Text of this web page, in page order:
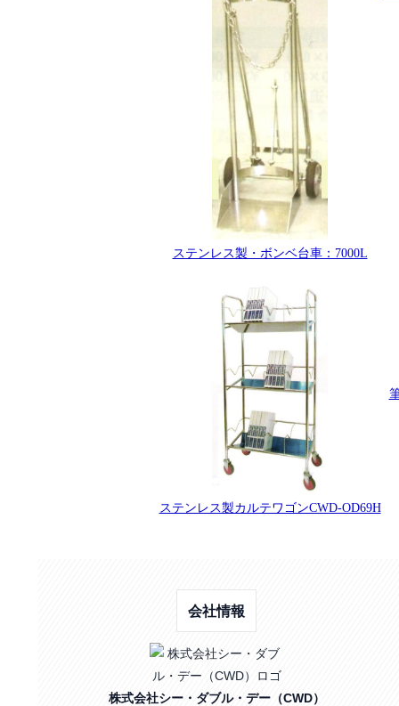
ステンレス製・ボンベ台車：7000L
ステンレス製カルテワゴンCWD-OD69H
会社情報
株式会社シー・ダブル・デー（CWD）